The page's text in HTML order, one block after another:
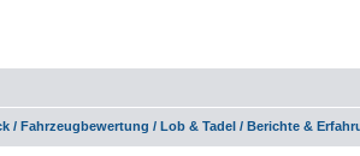
/ Fahrzeugbewertung / Lob & Tadel / Berichte &